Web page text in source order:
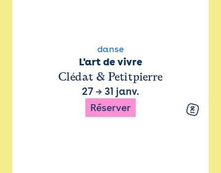
danse
L'art de vivre
Clédat & Petitpierre
27 → 31 janv.
Réserver